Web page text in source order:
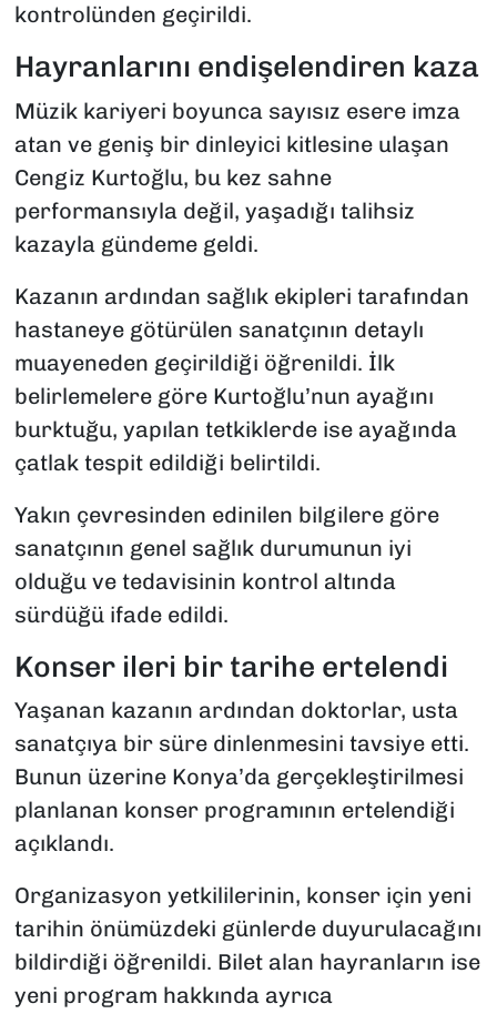
kontrolünden geçirildi.
Hayranlarını endişelendiren kaza
Müzik kariyeri boyunca sayısız esere imza
atan ve geniş bir dinleyici kitlesine ulaşan
Cengiz Kurtoğlu, bu kez sahne
performansıyla değil, yaşadığı talihsiz
kazayla gündeme geldi.
Kazanın ardından sağlık ekipleri tarafından
hastaneye götürülen sanatçının detaylı
muayeneden geçirildiği öğrenildi. İlk
belirlemelere göre Kurtoğlu’nun ayağını
burktuğu, yapılan tetkiklerde ise ayağında
çatlak tespit edildiği belirtildi.
Yakın çevresinden edinilen bilgilere göre
sanatçının genel sağlık durumunun iyi
olduğu ve tedavisinin kontrol altında
sürdüğü ifade edildi.
Konser ileri bir tarihe ertelendi
Yaşanan kazanın ardından doktorlar, usta
sanatçıya bir süre dinlenmesini tavsiye etti.
Bunun üzerine Konya’da gerçekleştirilmesi
planlanan konser programının ertelendiği
açıklandı.
Organizasyon yetkililerinin, konser için yeni
tarihin önümüzdeki günlerde duyurulacağını
bildirdiği öğrenildi. Bilet alan hayranların ise
yeni program hakkında ayrıca